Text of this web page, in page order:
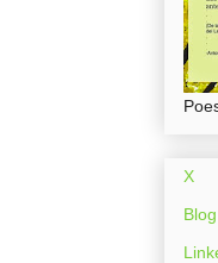
X
Blog